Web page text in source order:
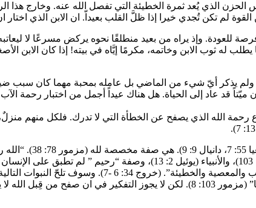
بالخلاص وحضور الله؛ فالفرح هو ثمرة الخلاص (مزمور 51: 14)، بعكس الحزن الذي يُعد ثمرة
لم تكن تُجدي خيرا إذا ظلَّ القلب بعيداّ. ان الابن الذي
للعودة. وإذ يراه من بعيد منطلقًا نحوه يركض مسرعًا لا
له ثوب الابن وخاتمه، مكرمًا إيَّاه في بيته! إذا كان الابن
يذكر أيّ شيء من الماضي بل عامله بمحبة مهما كان سبب
ميّتاً قد عاد إلى الحياة. هل هناك عيداً أجمل من اختبار رحمة
رحمة الله الذي يصفح عن الخطأة التي لا تدرك. فلكل منهم
يعلمنا يسوع من هذه
رحيم ورؤوف طويل الأناة كثير المراحم والوفاء، يحفظ الرحمة
بجبلتنا، الرؤوف الرحيم، الطويل الأناة والكثير الرحمة… فلا يعاملنا بحسب خطايانا”